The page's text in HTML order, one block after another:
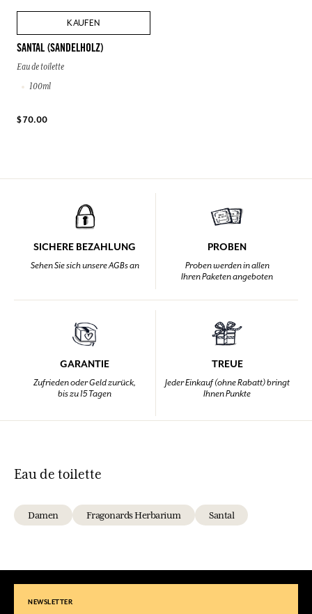
KAUFEN
SANTAL (SANDELHOLZ)
Eau de toilette
100ml
$ 70.00
SICHERE BEZAHLUNG
Sehen Sie sich unsere AGBs an
PROBEN
Proben werden in allen
Ihren Paketen angeboten
GARANTIE
Zufrieden oder Geld zurück,
bis zu 15 Tagen
TREUE
Jeder Einkauf (ohne Rabatt) bringt
Ihnen Punkte
Eau de toilette
Damen Fragonards Herbarium Santal
NEWSLETTER